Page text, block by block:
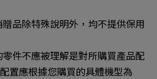
品除特殊說明外，均不提供保用
件不應被理解是對所購買產品配
置應根據您購買的具體機型為